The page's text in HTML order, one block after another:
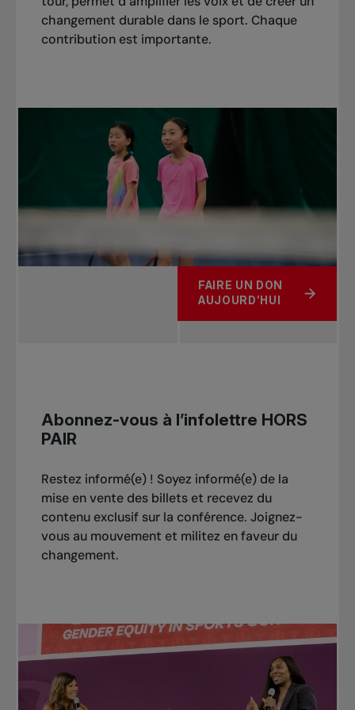
changement durable dans le sport. Chaque
contribution est importante.
FAIRE UN DON
AUJOURD’HUI
Abonnez-vous à l’infolettre HORS
PAIR
Restez informé(e) ! Soyez informé(e) de la
mise en vente des billets et recevez du
contenu exclusif sur la conférence. Joignez-
vous au mouvement et militez en faveur du
changement.